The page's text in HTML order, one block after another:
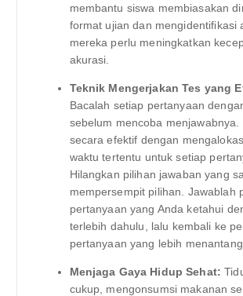
membantu siswa membiasakan
format ujian dan mengidentifikasi
mereka perlu meningkatkan
akurasi.
Teknik Mengerjakan Tes yang
Bacalah setiap pertanyaan
sebelum mencoba menjawabnya.
secara efektif dengan
waktu tertentu untuk setiap
Hilangkan pilihan jawaban yang
mempersempit pilihan. Jawablah
pertanyaan yang Anda ketahui
terlebih dahulu, lalu kembali ke
pertanyaan yang lebih
Menjaga Gaya Hidup Sehat:
cukup, mengonsumsi makanan